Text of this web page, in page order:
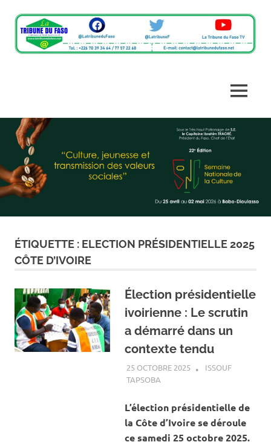
content
du
Faso
un
clic
MENU
ÉTIQUETTE : ELECTION PRÉSIDENTIELLE 2025
CÔTE D’IVOIRE
Élection présidentielle
ivoirienne : Le scrutin
a démarré dans un
contexte tendu
25 OCTOBRE 2025
ISSOUF
TAPSOBA
L’élection présidentielle de
la Côte d’Ivoire se déroule
ce samedi 25 octobre 2025.